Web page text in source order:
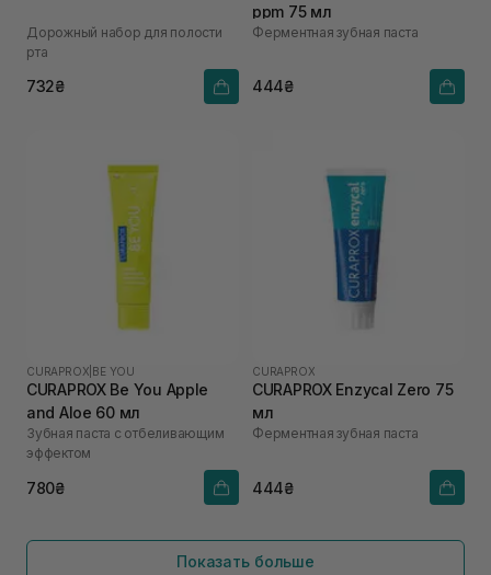
Дорожный набор для полости
рта
732₴
ppm 75 мл
Ферментная зубная паста
444₴
CURAPROX BE YOU
CURAPROX Be You Apple
and Aloe 60 мл
Зубная паста с отбеливающим
эффектом
780₴
CURAPROX
CURAPROX Enzycal Zero 75
мл
Ферментная зубная паста
444₴
Показать больше